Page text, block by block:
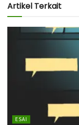
Artikel Terkait
ESAI